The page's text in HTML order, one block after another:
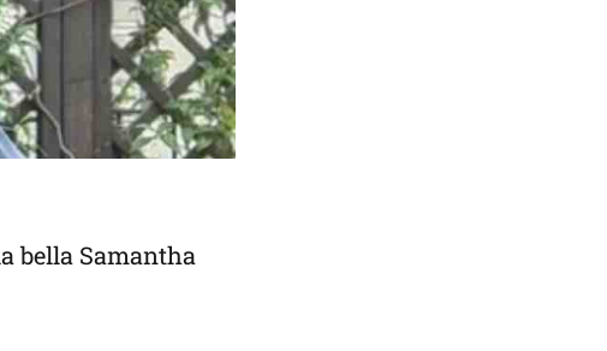
bella Samantha